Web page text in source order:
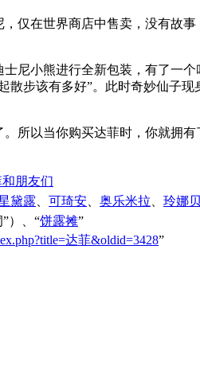
仅在世界商店中售卖，没有故
尼小熊进行全新包装，有了一
散步该有多好”。此时奇妙仙子
所以当你购买达菲时，你就拥
朋友们
黛露 可琦安 奥乐米拉
玲娜
”）、“饼露摊”
达菲&oldid=3428”